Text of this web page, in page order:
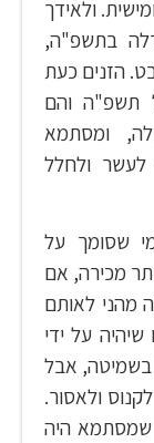
ולאידך
בתשפ"ה,
הזנים כעת
תשפ"ה והם
ומסתמא
לעשר ולחלל
שסומך על
מכירה, אם
מהני לאותם
על ידי
בשמיטה, אבל
ולאסור.
שמסתמא היה